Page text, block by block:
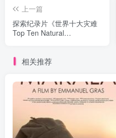
上一篇
探索纪录片《世界十大灾难
Top Ten Natural
相关推荐